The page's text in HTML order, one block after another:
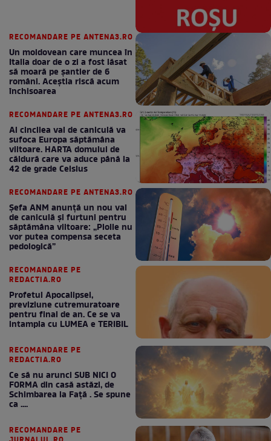
RECOMANDARE PE ANTENA3.RO
Un moldovean care muncea în
Italia doar de o zi a fost lăsat
să moară pe şantier de 6
români. Aceștia riscă acum
închisoarea
RECOMANDARE PE ANTENA3.RO
Al cincilea val de caniculă va
sufoca Europa săptămâna
viitoare. HARTA domului de
căldură care va aduce până la
42 de grade Celsius
RECOMANDARE PE ANTENA3.RO
Șefa ANM anunță un nou val
de caniculă și furtuni pentru
săptămâna viitoare: „Ploile nu
vor putea compensa seceta
pedologică”
RECOMANDARE PE
REDACTIA.RO
Profetul Apocalipsei,
previziune cutremuratoare
pentru final de an. Ce se va
intampla cu LUMEA e TERIBIL
RECOMANDARE PE
REDACTIA.RO
Ce să nu arunci SUB NICI O
FORMA din casă astăzi, de
Schimbarea la Față . Se spune
ca ....
RECOMANDARE PE